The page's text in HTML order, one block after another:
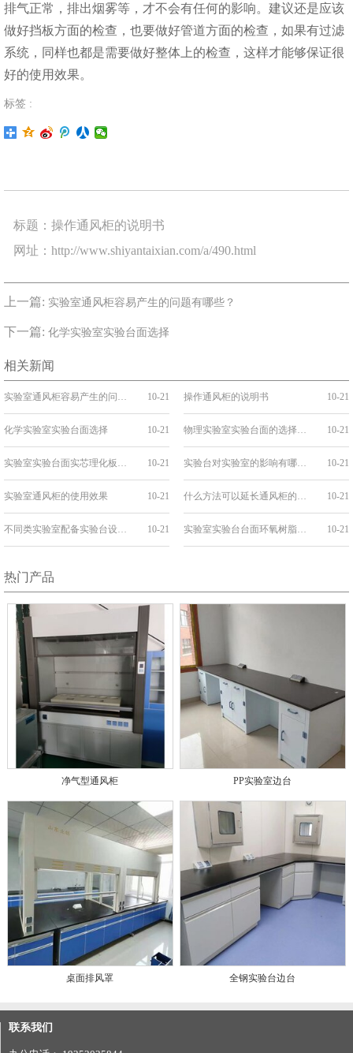
排气正常，排出烟雾等，才不会有任何的影响。建议还是应该
做好挡板方面的检查，也要做好管道方面的检查，如果有过滤
系统，同样也都是需要做好整体上的检查，这样才能够保证很
好的使用效果。
标签 :
标题：操作通风柜的说明书
网址：http://www.shiyantaixian.com/a/490.html
上一篇: 实验室通风柜容易产生的问题有哪些？
下一篇: 化学实验室实验台面选择
相关新闻
10-21 操作通风柜的说明书 10-21
化学实验室实验台面选择 10-21 物理实验室实验台面的选择要求 10-21
10-21 实验台对实验室的影响有哪些？ 10-21
实验室通风柜的使用效果 10-21 10-21
10-21 实验室实验台台面环氧树脂板的清洁方法 10-21
热门产品
净气型通风柜 PP实验室边台
桌面排风罩 全钢实验台边台
联系我们